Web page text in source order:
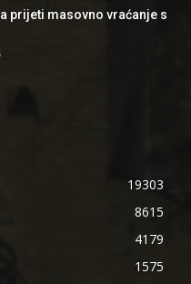
prijeti masovno vraćanje s
19303
8615
4179
1575